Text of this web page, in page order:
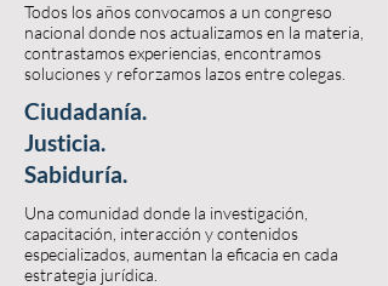
Todos los años convocamos a un congreso
nacional donde nos actualizamos en la materia,
contrastamos experiencias, encontramos
soluciones y reforzamos lazos entre colegas.
Ciudadanía.
Justicia.
Sabiduría.
Una comunidad donde la investigación,
capacitación, interacción y contenidos
especializados, aumentan la eficacia en cada
estrategia jurídica.